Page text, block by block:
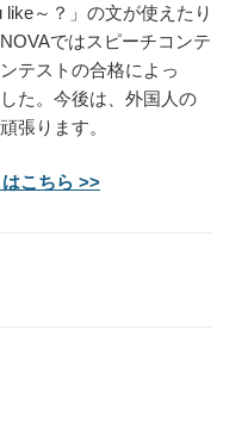
～？」の文が使えたり
ではスピーチコンテ
テストの合格によっ
た。今後は、外国人の
張ります。
こちら >>